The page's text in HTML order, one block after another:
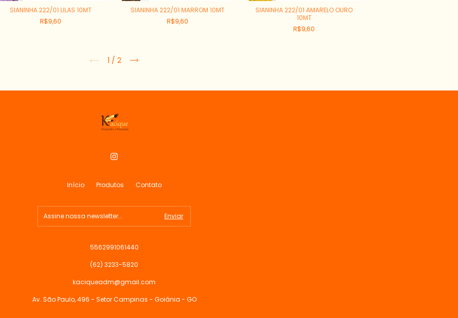
SIANINHA 222/01 LILAS 10MT
R$9,60
SIANINHA 222/01 MARROM 10MT
R$9,60
SIANINHA 222/01 AMARELO OURO
10MT
R$9,60
1 / 2
Início Produtos Contato
5562991061440
(62) 3233-5820
kaciqueadm@gmail.com
Av. São Paulo, 496 - Setor Campinas - Goiânia - GO